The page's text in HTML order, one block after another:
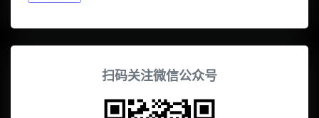
扫码关注微信公众号